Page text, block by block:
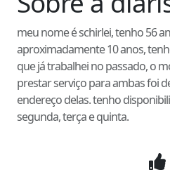
meu nome é schirlei, tenho 56
aproximadamente 10 anos,
que já trabalhei no passado, o
prestar serviço para ambas foi
endereço delas. tenho
segunda, terça e quinta.